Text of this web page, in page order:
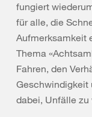
fungiert
für alle, die
Aufmerksamkeit
Thema
Fahren, den
Geschwindigkeit
dabei, Unfälle zu